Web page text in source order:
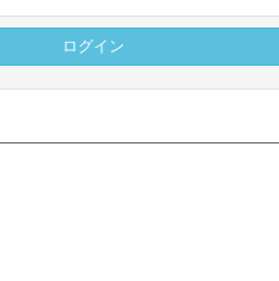
ログイン